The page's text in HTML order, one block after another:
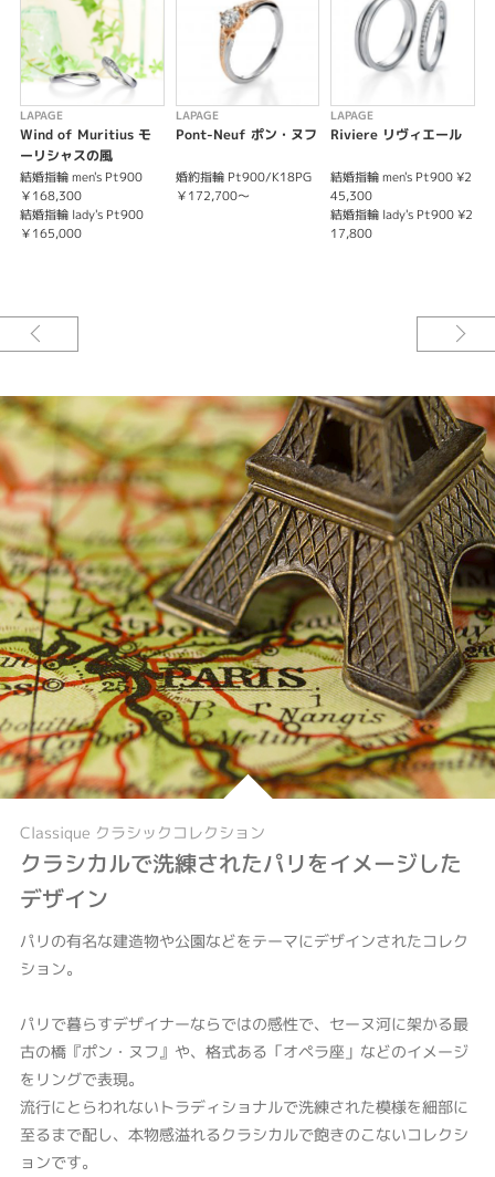
LAPAGE
Wind of Muritius モ
ーリシャスの風
結婚指輪 men's Pt900
￥168,300
結婚指輪 lady's Pt900
￥165,000
LAPAGE
Pont-Neuf ポン・ヌフ
婚約指輪 Pt900/K18PG
￥172,700～
LAPAGE
Riviere リヴィエール
結婚指輪 men's Pt900 ¥2
45,300
結婚指輪 lady's Pt900 ¥2
17,800
Classique クラシックコレクション
クラシカルで洗練されたパリをイメージした
デザイン
パリの有名な建造物や公園などをテーマにデザインされたコレク
ション。
パリで暮らすデザイナーならではの感性で、セーヌ河に架かる最
古の橋『ポン・ヌフ』や、格式ある「オペラ座」などのイメージ
をリングで表現。
流行にとらわれないトラディショナルで洗練された模様を細部に
至るまで配し、本物感溢れるクラシカルで飽きのこないコレクシ
ョンです。